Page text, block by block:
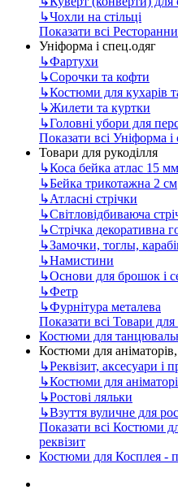
↳Чохли на стільці
Показати всі
Уніформа і спец.одяг
↳Фартухи
↳Сорочки та кофти
↳Костюми для кухарів
↳Жилети та куртки
↳Головні убори для
Показати всі Уніформа і
Товари для рукоділля
↳Коса бейка атлас 15 мм
↳Бейка трикотажна 2 см
↳Атласні стрічки
↳Світловідбиваюча
↳Стрічка декоративна
↳Замочки, тоглы,
↳Намистини
↳Основи для брошок і
↳Фетр
↳Фурнітура металева
Показати всі Товари для
Костюми для
Костюми для аніматорів,
↳Реквізит, аксесуари і
↳Костюми для
↳Ростові ляльки
↳Взуття вуличне для
Показати всі Костюми
реквізит
Костюми для Косплея -